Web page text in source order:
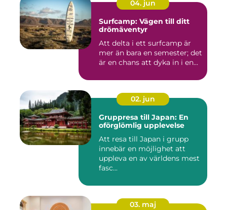
04. jun
Surfcamp: Vägen till ditt
drömäventyr
Att delta i ett surfcamp är
mer än bara en semester; det
är en chans att dyka in i en...
02. jun
Gruppresa till Japan: En
oförglömlig upplevelse
Att resa till Japan i grupp
innebär en möjlighet att
uppleva en av världens mest
fasc...
03. maj